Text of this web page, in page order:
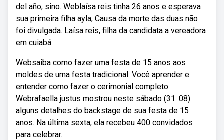
del año, sino. Weblaísa reis tinha 26 anos e esperava
sua primeira filha ayla; Causa da morte das duas não
foi divulgada. Laísa reis, filha da candidata a vereadora
em cuiabá.
Websaiba como fazer uma festa de 15 anos aos
moldes de uma festa tradicional. Você aprender e
entender como fazer o cerimonial completo.
Webrafaella justus mostrou neste sábado (31. 08)
alguns detalhes do backstage de sua festa de 15
anos. Na última sexta, ela recebeu 400 convidados
para celebrar.